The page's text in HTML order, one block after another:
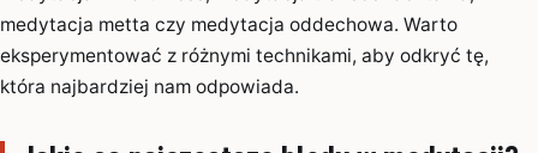
medytacja metta czy medytacja oddechowa. Warto
eksperymentować z różnymi technikami, aby odkryć tę,
która najbardziej nam odpowiada.